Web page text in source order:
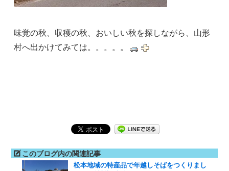
味覚の秋、収穫の秋、おいしい秋を探しながら、山形
村へ出かけてみては。。。。。
このブログ内の関連記事
松本地域の特産品で年越しそばをつくりまし